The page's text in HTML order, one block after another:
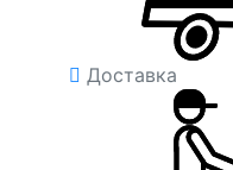
Доставка